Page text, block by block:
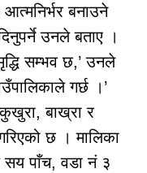
आत्मनिर्भर बनाउने
उनले बताए ।
सम्भव छ,’ उनले
गर्छ ।’
बाख्रा र
छ । मालिका
सय पाँच, वडा नं ३